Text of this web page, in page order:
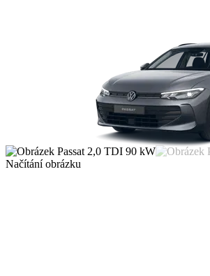
Načítání obrázku